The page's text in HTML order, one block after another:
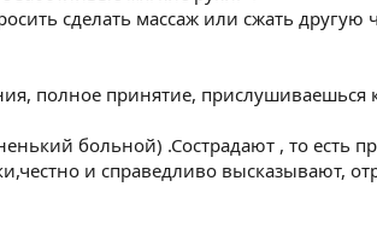
сделать массаж или сжать другую
полное принятие, прислушиваешься
больной) .Сострадают , то есть
и справедливо высказывают,